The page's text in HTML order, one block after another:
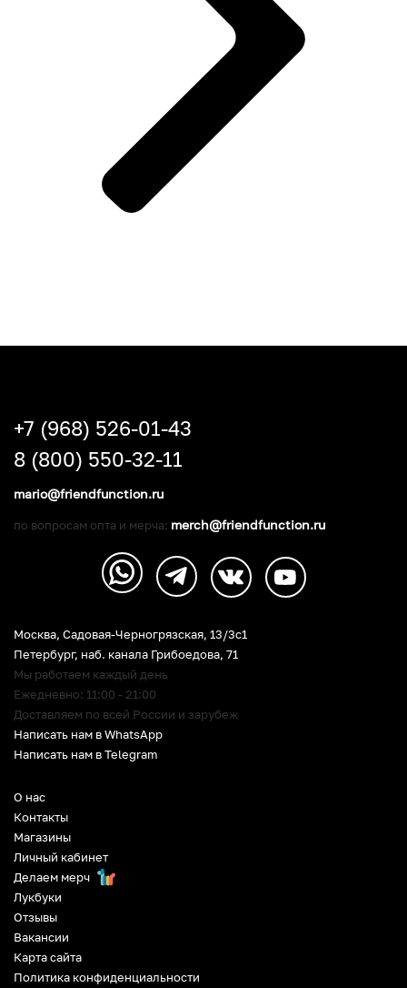
О нас
Контакты
Магазины
Личный кабинет
Делаем мерч
Лукбуки
Отзывы
Вакансии
Карта сайта
Политика конфиденциальности
Москва, Садовая-Черногрязская, 13/3c1
Петербург, наб. канала Грибоедова, 71
Мы работаем каждый день
Ежедневно: 11:00 - 21:00
Доставляем по всей России и зарубеж
Написать нам в WhatsApp
Написать нам в Telegram
+7 (968) 526-01-43
8 (800) 550-32-11
mario@friendfunction.ru
по вопросам опта и мерча: merch@friendfunction.ru